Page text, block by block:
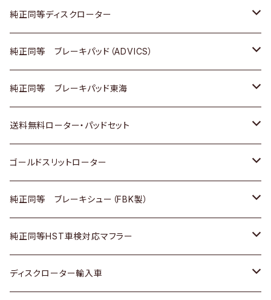
マツダ
三菱
スバル
日野
三菱ふそう
ＢＭＷ
ダイハツ
マツダ
三菱
日野
三菱ふそう
ダイハツ
三菱
日野
三菱ふそう
その他
日産
ダイハツ
マツダ
三菱
スバル
スズキ
日産
いすゞ
ダイハツ
マツダ
三菱
スバル
日産
いすゞ
ダイハツ
マツダ
三菱
トヨタ
ホンダ
スズキ
日産
ダイハツ
マツダ
三菱
スバル
純正同等ディスクローター
トヨタ
ホンダ
スズキ
日産
いすゞ
ダイハツ
マツダ
純正同等 ブレーキパッド（ADVICS）
トヨタ
ホンダ
スズキ
日産
ダイハツ
マツダ
純正同等 ブレーキパッド東海
トヨタ
ホンダ
日産
いすゞ
ダイハツ
送料無料ローター・パッドセット
トヨタ
ホンダ
スズキ
日産
ゴールドスリットローター
トヨタ
ホンダ
スズキ
純正同等 ブレーキシュー（FBK製）
ホンダ
スズキ
純正同等HST車検対応マフラー
トヨタ
ディスクローター輸入車